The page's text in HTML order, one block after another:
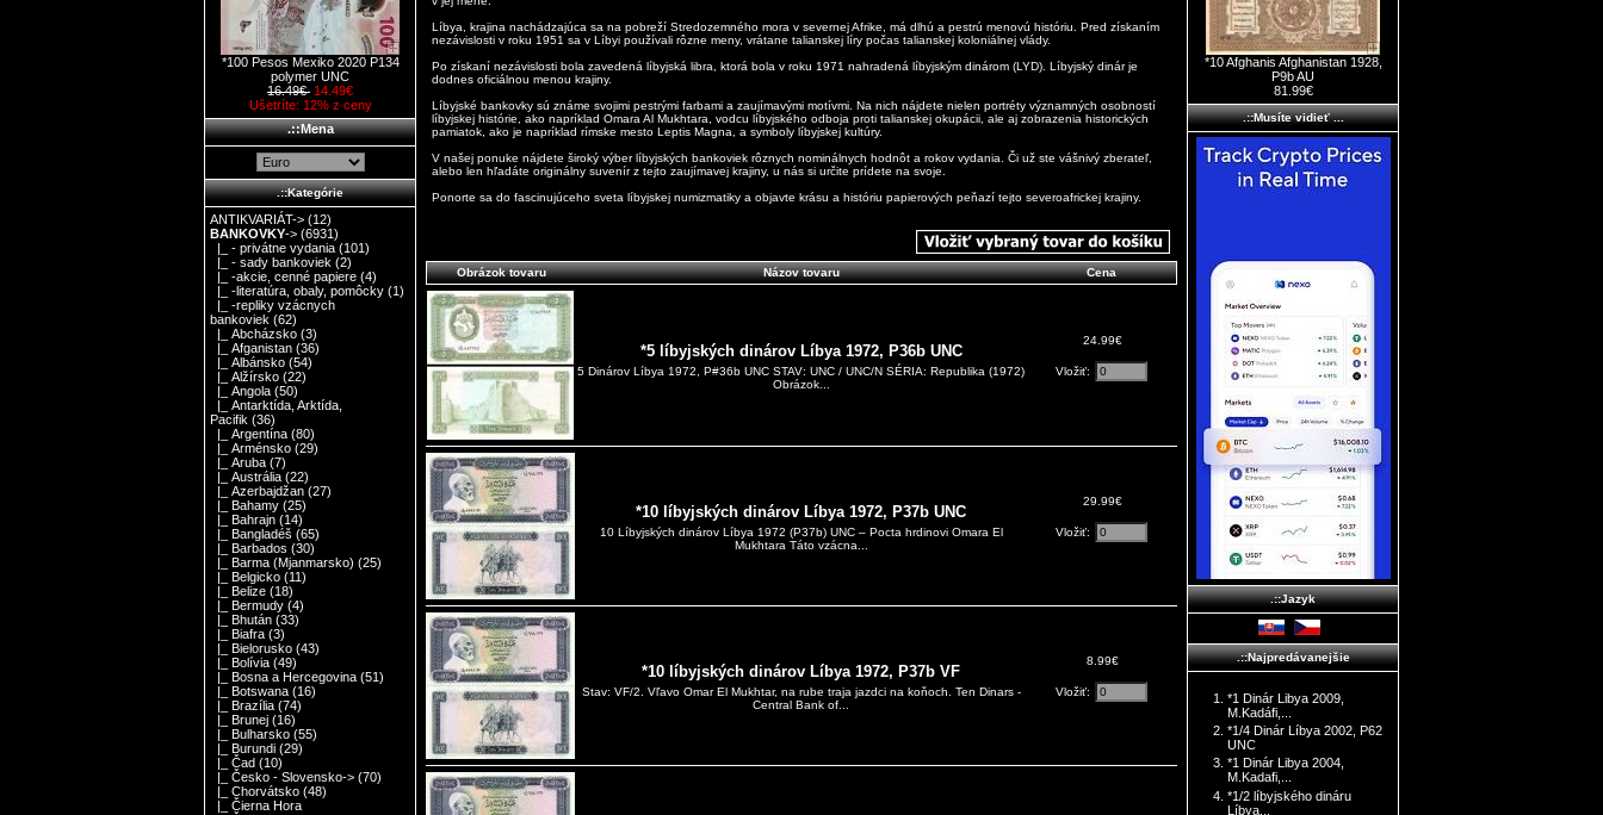
*100 Pesos Mexiko 2020 P134
polymer UNC
16.49€ 14.49€
Ušetríte: 12% z ceny
.::Mena
.::Kategórie
ANTIKVARIÁT-> (12)
BANKOVKY-> (6931)
|_ - privátne vydania (101)
|_ - sady bankoviek (2)
|_ -akcie, cenné papiere (4)
|_ -literatúra, obaly, pomôcky (1)
|_ -repliky vzácnych
bankoviek (62)
|_ Abcházsko (3)
|_ Afganistan (36)
|_ Albánsko (54)
|_ Alžírsko (22)
|_ Angola (50)
|_ Antarktída, Arktída,
Pacifik (36)
|_ Argentína (80)
|_ Arménsko (29)
|_ Aruba (7)
|_ Austrália (22)
|_ Azerbajdžan (27)
|_ Bahamy (25)
|_ Bahrajn (14)
|_ Bangladéš (65)
|_ Barbados (30)
|_ Barma (Mjanmarsko) (25)
|_ Belgicko (11)
|_ Belize (18)
|_ Bermudy (4)
|_ Bhután (33)
|_ Biafra (3)
|_ Bielorusko (43)
|_ Bolívia (49)
|_ Bosna a Hercegovina (51)
|_ Botswana (16)
|_ Brazília (74)
|_ Brunej (16)
|_ Bulharsko (55)
|_ Burundi (29)
|_ Čad (10)
|_ Česko - Slovensko-> (70)
|_ Chorvátsko (48)
|_ Čierna Hora
Líbya, krajina nachádzajúca sa na pobreží Stredozemného mora v severnej Afrike, má dlhú a pestrú menovú históriu. Pred získaním
nezávislosti v roku 1951 sa v Líbyi používali rôzne meny, vrátane talianskej líry počas talianskej koloniálnej vlády.
Po získaní nezávislosti bola zavedená líbyjská libra, ktorá bola v roku 1971 nahradená líbyjským dinárom (LYD). Líbyjský dinár je
dodnes oficiálnou menou krajiny.
Líbyjské bankovky sú známe svojimi pestrými farbami a zaujímavými motívmi. Na nich nájdete nielen portréty významných osobností
líbyjskej histórie, ako napríklad Omara Al Mukhtara, vodcu líbyjského odboja proti talianskej okupácii, ale aj zobrazenia historických
pamiatok, ako je napríklad rímske mesto Leptis Magna, a symboly líbyjskej kultúry.
V našej ponuke nájdete široký výber líbyjských bankoviek rôznych nominálnych hodnôt a rokov vydania. Či už ste vášnivý zberateľ,
alebo len hľadáte originálny suvenír z tejto zaujímavej krajiny, u nás si určite prídete na svoje.
Ponorte sa do fascinujúceho sveta líbyjskej numizmatiky a objavte krásu a históriu papierových peňazí tejto severoafrickej krajiny.
Obrázok tovaru Názov tovaru Cena
*5 líbyjských dinárov Líbya 1972, P36b UNC
5 Dinárov Líbya 1972, P#36b UNC STAV: UNC / UNC/N SÉRIA: Republika (1972)
Obrázok...
24.99€
Vložiť:
*10 líbyjských dinárov Líbya 1972, P37b UNC
10 Líbyjských dinárov Líbya 1972 (P37b) UNC – Pocta hrdinovi Omara El
Mukhtara Táto vzácna...
29.99€
Vložiť:
*10 líbyjských dinárov Líbya 1972, P37b VF
Stav: VF/2. Vľavo Omar El Mukhtar, na rube traja jazdci na koňoch. Ten Dinars -
Central Bank of...
8.99€
Vložiť:
*10 Afghanis Afghanistan 1928,
P9b AU
81.99€
.::Musíte vidieť ...
.::Jazyk
.::Najpredávanejšie
*1 Dinár Libya 2009,
M.Kadáfi,...
*1/4 Dinár Líbya 2002, P62
UNC
*1 Dinár Libya 2004,
M.Kadafi,...
*1/2 líbyjského dináru
Líbya...